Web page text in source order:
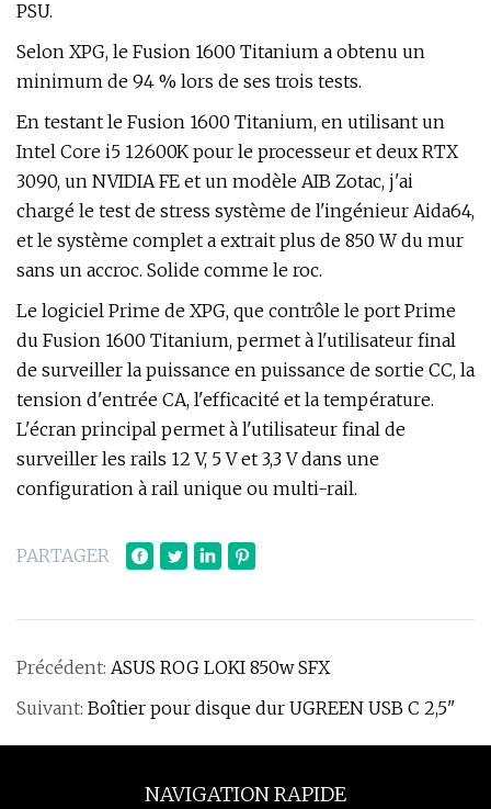
PSU.
Selon XPG, le Fusion 1600 Titanium a obtenu un
minimum de 94 % lors de ses trois tests.
En testant le Fusion 1600 Titanium, en utilisant un
Intel Core i5 12600K pour le processeur et deux RTX
3090, un NVIDIA FE et un modèle AIB Zotac, j'ai
chargé le test de stress système de l'ingénieur Aida64,
et le système complet a extrait plus de 850 W du mur
sans un accroc. Solide comme le roc.
Le logiciel Prime de XPG, que contrôle le port Prime
du Fusion 1600 Titanium, permet à l'utilisateur final
de surveiller la puissance en puissance de sortie CC, la
tension d'entrée CA, l'efficacité et la température.
L'écran principal permet à l'utilisateur final de
surveiller les rails 12 V, 5 V et 3,3 V dans une
configuration à rail unique ou multi-rail.
PARTAGER
Précédent: ASUS ROG LOKI 850w SFX
Suivant: Boîtier pour disque dur UGREEN USB C 2,5"
NAVIGATION RAPIDE